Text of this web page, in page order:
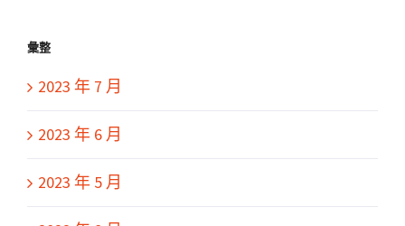
彙整
2023 年 7 月
2023 年 6 月
2023 年 5 月